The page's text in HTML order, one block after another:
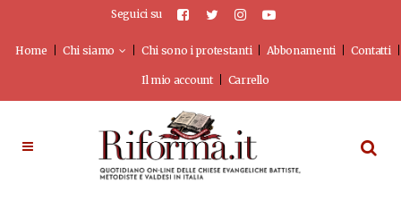
Seguici su
Home Chi siamo Chi sono i protestanti Abbonamenti Contatti
Il mio account Carrello